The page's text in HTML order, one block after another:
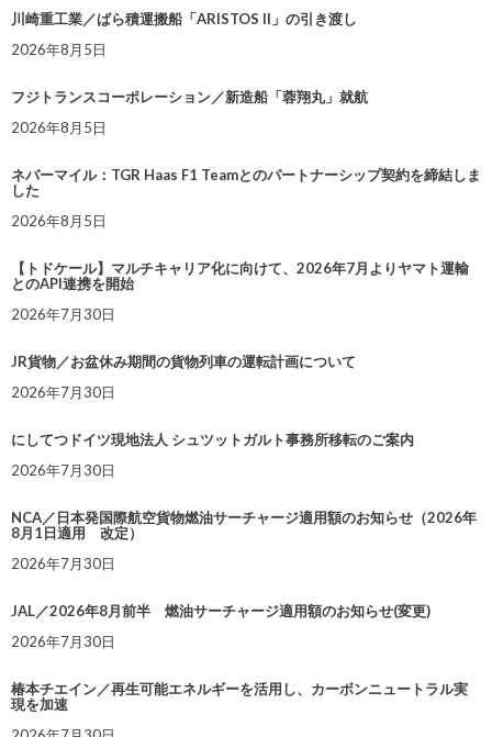
川崎重工業／ばら積運搬船「ARISTOS II」の引き渡し
2026年8月5日
フジトランスコーポレーション／新造船「蓉翔丸」就航
2026年8月5日
ネバーマイル：TGR Haas F1 Teamとのパートナーシップ契約を締結しま
した
2026年8月5日
【トドケール】マルチキャリア化に向けて、2026年7月よりヤマト運輸
とのAPI連携を開始
2026年7月30日
JR貨物／お盆休み期間の貨物列車の運転計画について
2026年7月30日
にしてつドイツ現地法人 シュツットガルト事務所移転のご案内
2026年7月30日
NCA／日本発国際航空貨物燃油サーチャージ適用額のお知らせ（2026年
8月1日適用 改定）
2026年7月30日
JAL／2026年8月前半 燃油サーチャージ適用額のお知らせ(変更)
2026年7月30日
椿本チエイン／再生可能エネルギーを活用し、カーボンニュートラル実
現を加速